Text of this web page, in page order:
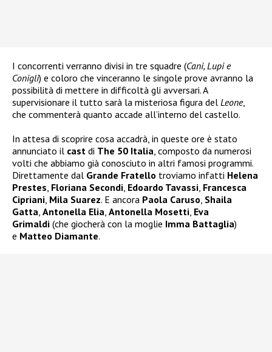
I concorrenti verranno divisi in tre squadre (Cani, Lupi e
Conigli) e coloro che vinceranno le singole prove avranno la
possibilità di mettere in difficoltà gli avversari. A
supervisionare il tutto sarà la misteriosa figura del Leone,
che commenterà quanto accade all’interno del castello.
In attesa di scoprire cosa accadrà, in queste ore è stato
annunciato il cast di The 50 Italia, composto da numerosi
volti che abbiamo già conosciuto in altri famosi programmi.
Direttamente dal Grande Fratello troviamo infatti Helena
Prestes, Floriana Secondi, Edoardo Tavassi, Francesca
Cipriani, Mila Suarez. E ancora Paola Caruso, Shaila
Gatta, Antonella Elia, Antonella Mosetti, Eva
Grimaldi (che giocherà con la moglie Imma Battaglia)
e Matteo Diamante.